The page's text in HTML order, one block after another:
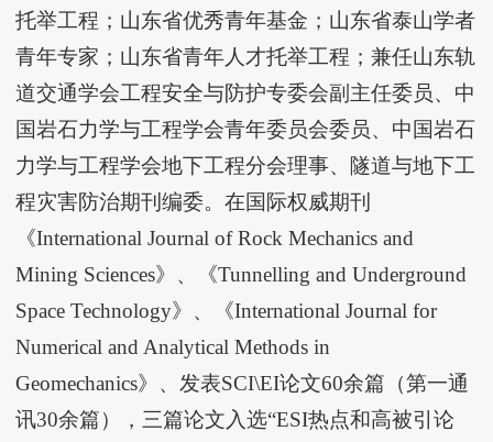
托举工程；山东省优秀青年基金；山东省泰山学者
青年专家；山东省青年人才托举工程；兼任山东轨
道交通学会工程安全与防护专委会副主任委员、中
国岩石力学与工程学会青年委员会委员、中国岩石
力学与工程学会地下工程分会理事、隧道与地下工
程灾害防治期刊编委。在国际权威期刊
《International Journal of Rock Mechanics and
Mining Sciences》、《Tunnelling and Underground
Space Technology》、《International Journal for
Numerical and Analytical Methods in
Geomechanics》、发表SCI\EI论文60余篇（第一通
讯30余篇），三篇论文入选“ESI热点和高被引论